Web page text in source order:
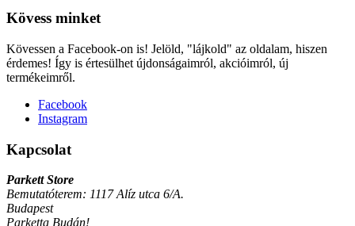
couponcialis
dosagegeneric
cialiscialis
costcialis
viagra cialis
prices
cialis
effects
cialis
couponscialis
30
day
sampleviagra
vs
Kövess minket
Kövessen a Facebook-on is! Jelöld, "lájkold" az oldalam, hiszen
érdemes! Így is értesülhet újdonságaimról, akcióimról, új
termékeimről.
Facebook
Instagram
Kapcsolat
Parkett Store
Bemutatóterem: 1117 Alíz utca 6/A.
Budapest
Parketta Budán!